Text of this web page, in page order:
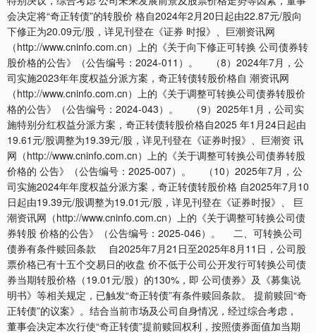
会决定将“奇正转债”的转股价 格自2024年2月20日起由22.87元/股向
下修正为20.09元/股，详见刊登在《证券 时报》、巨潮资讯网
（http://www.cninfo.com.cn）上的《关于向下修正可转换 公司债券转
股价格的公告》（公告编号：2024-011）。 （8）2024年7月，公
司实施2023年年度权益分派方案，奇正转债转股价格自 潮资讯网
（http://www.cninfo.com.cn）上的《关于调整可转换公司债券转股价
格的公告》（公告编号：2024-043）。 （9）2025年1月，公司实
施特别分红权益分派方案，奇正转债转股价格自2025 年1月24日起由
19.61元/股调整为19.39元/股，详见刊登在《证券时报》、巨潮资 讯
网（http://www.cninfo.com.cn）上的《关于调整可转换公司债券转股
价格的 公告》（公告编号：2025-007）。 （10）2025年7月，公
司实施2024年年度权益分派方案，奇正转债转股价格 自2025年7月10
日起由19.39元/股调整为19.01元/股，详见刊登在《证券时报》、 巨
潮资讯网（http://www.cninfo.com.cn）上的《关于调整可转换公司债
券转股 价格的公告》（公告编号：2025-046）。 二、可转换公司
债券有条件赎回条款 自2025年7月21日至2025年8月11日，公司股
票价格已有十五个交易日的收盘 价不低于公司公开发行可转换公司债
券当期转股价格（19.01元/股）的130%，即 公司债券》及《募集说
明书》等相关规定，已触发“奇正转债”有条件赎回条款。 提前赎回“奇
正转债”的议案》。结合当前市场及公司自身情况，经过综合考虑，
董事会决定本次行使“奇正转债”提前赎回权利，按照债券面值加当期